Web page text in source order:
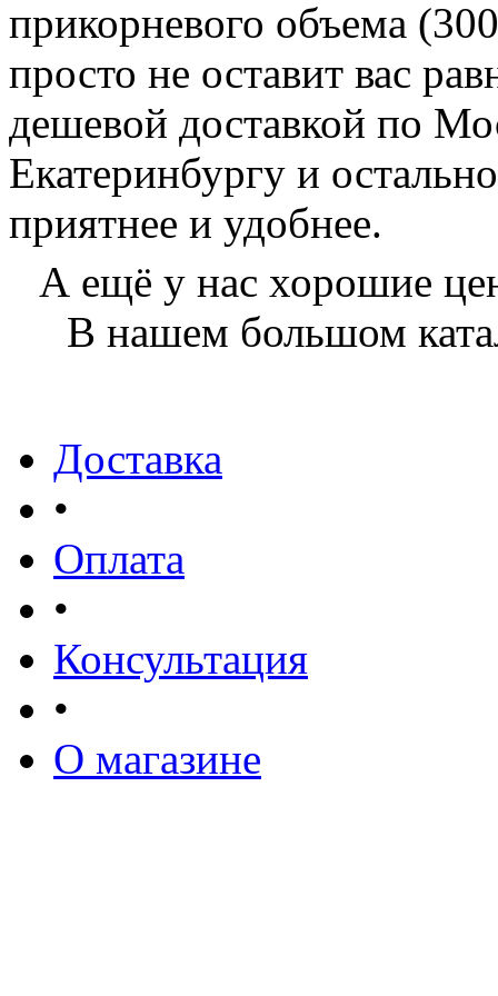
прикорневого объема
просто не оставит вас
дешевой доставкой по
Екатеринбургу и
приятнее и удобнее.
А ещё у нас хорошие
В нашем большом
Доставка
•
Оплата
•
Консультация
•
О магазине